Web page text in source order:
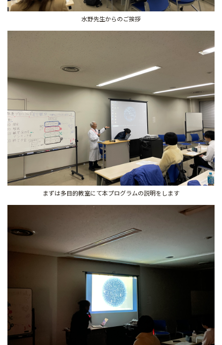
水野先生からのご挨拶
まずは多目的教室にて本プログラムの説明をします